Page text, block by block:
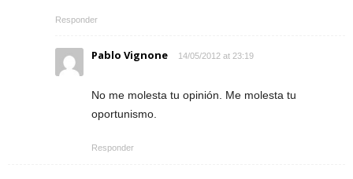
Responder
Pablo Vignone 14/05/2012 at 23:19
No me molesta tu opinión. Me molesta tu
oportunismo.
Responder